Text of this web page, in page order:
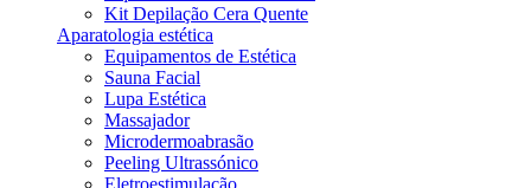
Kit Depilação Cera Quente
Aparatologia estética
Equipamentos de Estética
Sauna Facial
Lupa Estética
Massajador
Microdermoabrasão
Peeling Ultrassónico
Eletroestimulação